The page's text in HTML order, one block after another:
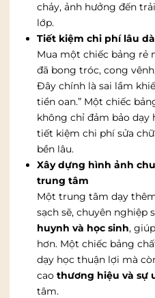
chảy, ảnh hưởng đến
lớp.
Tiết kiệm chi phí lâu
Mua một chiếc bảng rẻ
đã bong tróc, cong
Đây chính là sai lầm
tiền oan.” Một chiếc
không chỉ đảm bảo dạy
tiết kiệm chi phí sửa
bền lâu.
Xây dựng hình ảnh
trung tâm
Một trung tâm dạy
sạch sẽ, chuyên nghiệp
huynh và học sinh,
hơn. Một chiếc bảng
dạy học thuận lợi mà
cao thương hiệu và sự
tâm.